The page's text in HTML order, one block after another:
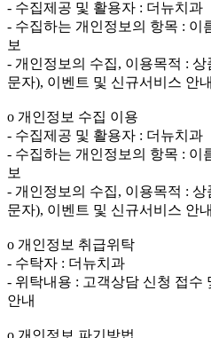
- 수집제공 및 활용자 : 더뉴치과
- 수집하는 개인정보의 항목 : 이
보
- 개인정보의 수집, 이용목적 :
문자), 이벤트 및 신규서비스 안
ο 개인정보 수집 이용
- 수집제공 및 활용자 : 더뉴치과
- 수집하는 개인정보의 항목 : 이
보
- 개인정보의 수집, 이용목적 :
문자), 이벤트 및 신규서비스 안
ο 개인정보 취급위탁
- 수탁자 : 더뉴치과
- 위탁내용 : 고객상담 신청 접수
안내
ο 개인정보 파기방법